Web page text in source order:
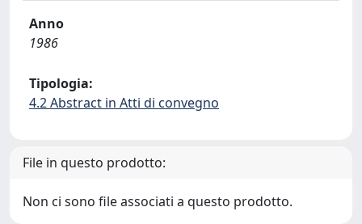
Anno
1986
Tipologia:
4.2 Abstract in Atti di convegno
File in questo prodotto:
Non ci sono file associati a questo prodotto.